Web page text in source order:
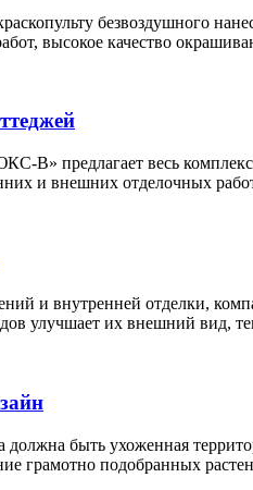
безвоздушного
высокое качество
предлагает весь комплекс
и внешних отделочных
и внутренней отделки,
улучшает их внешний вид,
должна быть ухоженная
грамотно подобранных